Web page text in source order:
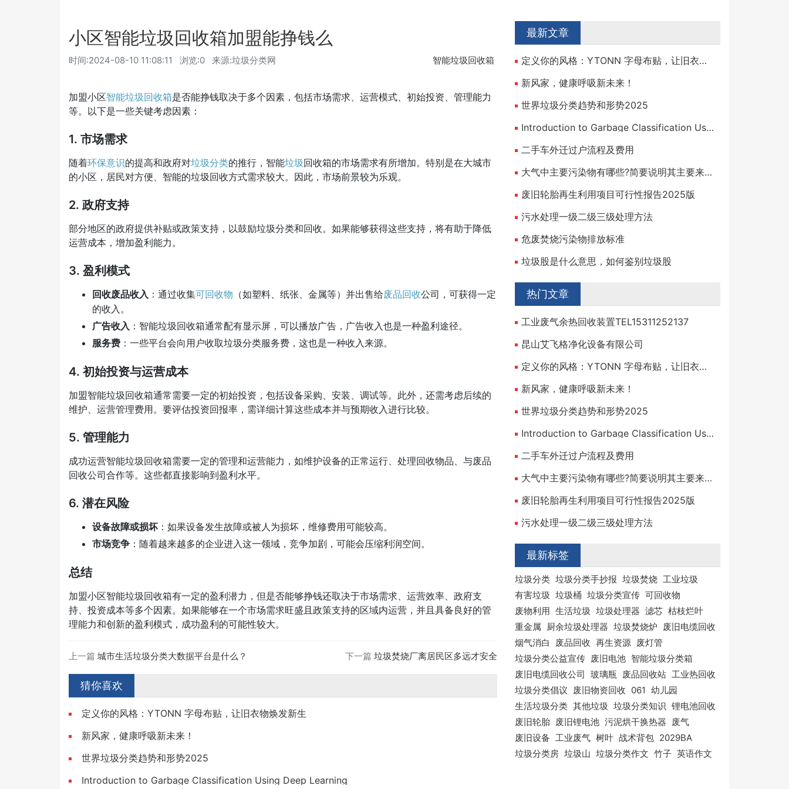
小区智能垃圾回收箱加盟能挣钱么
时间:2024-08-10 11:08:11 浏览:0 来源:垃圾分类网 智能垃圾回收箱
加盟小区智能垃圾回收箱是否能挣钱取决于多个因素，包括市场需求、运营模式、初始投资、管理能力
等。以下是一些关键考虑因素：
1. 市场需求
随着环保意识的提高和政府对垃圾分类的推行，智能垃圾回收箱的市场需求有所增加。特别是在大城市
的小区，居民对方便、智能的垃圾回收方式需求较大。因此，市场前景较为乐观。
2. 政府支持
部分地区的政府提供补贴或政策支持，以鼓励垃圾分类和回收。如果能够获得这些支持，将有助于降低
运营成本，增加盈利能力。
3. 盈利模式
回收废品收入 ：通过收集可回收物 （如塑料、纸张、金属等）并出售给废品回收公司，可获得一定
的收入。
广告收入 ：智能垃圾回收箱通常配有显示屏，可以播放广告，广告收入也是一种盈利途径。
服务费 ：一些平台会向用户收取垃圾分类服务费，这也是一种收入来源。
4. 初始投资与运营成本
加盟智能垃圾回收箱通常需要一定的初始投资，包括设备采购、安装、调试等。此外，还需考虑后续的
维护、运营管理费用。要评估投资回报率，需详细计算这些成本并与预期收入进行比较。
5. 管理能力
成功运营智能垃圾回收箱需要一定的管理和运营能力，如维护设备的正常运行、处理回收物品、与废品
回收公司合作等。这些都直接影响到盈利水平。
6. 潜在风险
设备故障或损坏 ：如果设备发生故障或被人为损坏，维修费用可能较高。
市场竞争 ：随着越来越多的企业进入这一领域，竞争加剧，可能会压缩利润空间。
总结
加盟小区智能垃圾回收箱有一定的盈利潜力，但是否能够挣钱还取决于市场需求、运营效率、政府支
持、投资成本等多个因素。如果能够在一个市场需求旺盛且政策支持的区域内运营，并且具备良好的管
理能力和创新的盈利模式，成功盈利的可能性较大。
上一篇 城市生活垃圾分类大数据平台是什么？ 下一篇 垃圾焚烧厂离居民区多远才安全
猜你喜欢
定义你的风格：YTONN 字母布贴，让旧衣物焕发新生
新风家，健康呼吸新未来！
世界垃圾分类趋势和形势2025
Introduction to Garbage Classification Using Deep Learning
最新文章
定义你的风格：YTONN 字母布贴，让旧衣物焕发新生
新风家，健康呼吸新未来！
世界垃圾分类趋势和形势2025
Introduction to Garbage Classification Using Deep Learning
二手车外迁过户流程及费用
大气中主要污染物有哪些?简要说明其主要来源及危害
废旧轮胎再生利用项目可行性报告2025版
污水处理一级二级三级处理方法
危废焚烧污染物排放标准
垃圾股是什么意思，如何鉴别垃圾股
热门文章
工业废气余热回收装置TEL15311252137
昆山艾飞格净化设备有限公司
定义你的风格：YTONN 字母布贴，让旧衣物焕发新生
新风家，健康呼吸新未来！
世界垃圾分类趋势和形势2025
Introduction to Garbage Classification Using Deep Learning
二手车外迁过户流程及费用
大气中主要污染物有哪些?简要说明其主要来源及危害
废旧轮胎再生利用项目可行性报告2025版
污水处理一级二级三级处理方法
最新标签
垃圾分类 垃圾分类手抄报 垃圾焚烧 工业垃圾
有害垃圾 垃圾桶 垃圾分类宣传 可回收物
废物利用 生活垃圾 垃圾处理器 滤芯 枯枝烂叶
重金属 厨余垃圾处理器 垃圾焚烧炉 废旧电缆回收
烟气消白
废品回收 再生资源 废灯管
垃圾分类公益宣传 废旧电池 智能垃圾分类箱
废旧电缆回收公司 玻璃瓶 废品回收站 工业热回收
垃圾分类倡议 废旧物资回收 061 幼儿园
生活垃圾分类 其他垃圾 垃圾分类知识 锂电池回收
废旧轮胎 废旧锂电池 污泥烘干换热器 废气
废旧设备 工业废气 树叶 战术背包 2029BA
垃圾分类房 垃圾山 垃圾分类作文 竹子 英语作文